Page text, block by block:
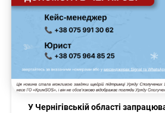
У Чернігівській області